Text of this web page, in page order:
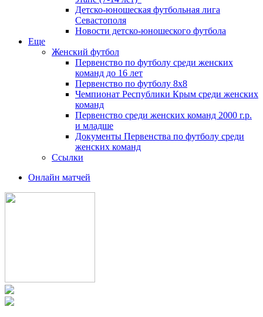
Детско-юношеская футбольная лига
Севастополя
Новости детско-юношеского футбола
Еще
Женский футбол
Первенство по футболу среди женских
команд до 16 лет
Первенство по футболу 8х8
Чемпионат Республики Крым среди женских
команд
Первенство среди женских команд 2000 г.р.
и младше
Документы Первенства по футболу среди
женских команд
Ссылки
Онлайн матчей